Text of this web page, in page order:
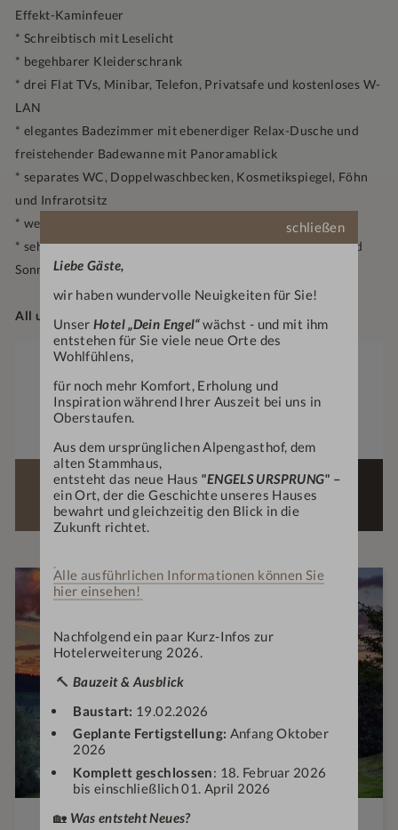
schließen
Liebe Gäste,
wir haben wundervolle Neuigkeiten für Sie!
UnserHotel „Dein Engel“wächst - und mit ihm
entstehen für Sie viele neue Orte des
Wohlfühlens,
für noch mehr Komfort, Erholung und
Inspiration während Ihrer Auszeit bei uns in
Oberstaufen.
Aus dem ursprünglichen Alpengasthof, dem
alten Stammhaus,
entsteht das neue Haus "ENGELS URSPRUNG" –
ein Ort, der die Geschichte unseres Hauses
bewahrt und gleichzeitig den Blick in die
Zukunft richtet.
Alle ausführlichen Informationen können Sie
hier einsehen!
Nachfolgend ein paar Kurz-Infos zur
Hotelerweiterung 2026.
🔨 Bauzeit & Ausblick
Baustart: 19.02.2026
Geplante Fertigstellung: Anfang Oktober
2026
Komplett geschlossen: 18. Februar 2026
bis einschließlich 01. April 2026
🏡 Was entsteht Neues?
Effekt-Kaminfeuer
* Schreibtisch mit Leselicht
* begehbarer Kleiderschrank
* drei Flat TVs, Minibar, Telefon, Privatsafe und kostenloses W-
LAN
* elegantes Badezimmer mit ebenerdiger Relax-Dusche und
freistehender Badewanne mit Panoramablick
* separates WC, Doppelwaschbecken, Kosmetikspiegel, Föhn
und Infrarotsitz
* weiteres kleines Bad mit ebenerdiger Dusche und WC
* sehr große Panorama-Eckdachterrasse mit Sitzgruppe und
Sonnenliegen
All unsere Zimmer sind Nichtraucherzimmer.
Anzahl Erwachsene
2-4 Anzahl Kinder
1 100 m²
Preis€248,—
ZIMMER
BUCHEN
ANFRAGEN
EMPFOHLENES ANGEBOT FÜR DIESES
HERBST UND WINTER-
AKTION 5=4
Die neue Aktion für den Herbst und Winter ist online